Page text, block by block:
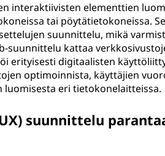
interaktiivisten elementtien
tai pöytätietokoneissa.
suunnittelu, mikä
suunnittelu kattaa
erityisesti digitaalisten
optimoinnista, käyttäjien
eri tietokonelaitteissa.
suunnittelu